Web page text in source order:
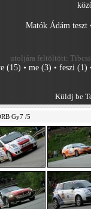
Matók Ádám teszt
utoljára feltöltött:
(15) •me (3) •feszi (1)
Küldj be
Gy7 /5